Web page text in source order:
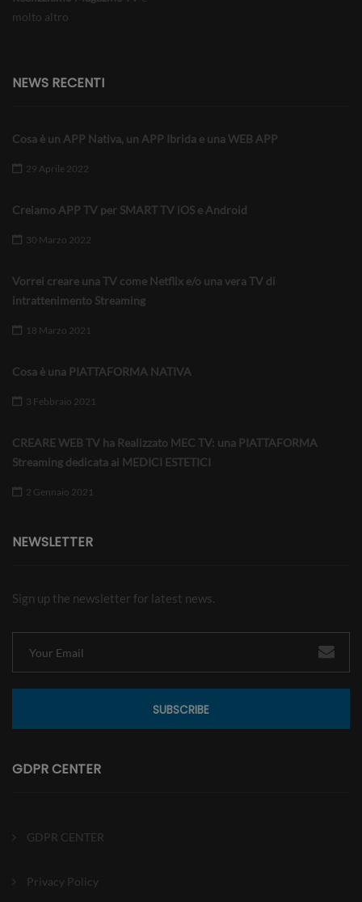
molto altro
NEWS RECENTI
Cosa è un APP Nativa, un APP Ibrida e una WEB APP
29 Aprile 2022
Creiamo APP TV per SMART TV iOS e Android
30 Marzo 2022
Vorrei creare una TV come Netflix e/o una vera TV di
intrattenimento Streaming
18 Marzo 2021
Cosa è una PIATTAFORMA NATIVA
3 Febbraio 2021
CREARE WEB TV ha Realizzato MEC TV: una PIATTAFORMA
Streaming dedicata ai MEDICI ESTETICI
2 Gennaio 2021
NEWSLETTER
Sign up the newsletter for latest news.
SUBSCRIBE
GDPR CENTER
GDPR CENTER
Privacy Policy